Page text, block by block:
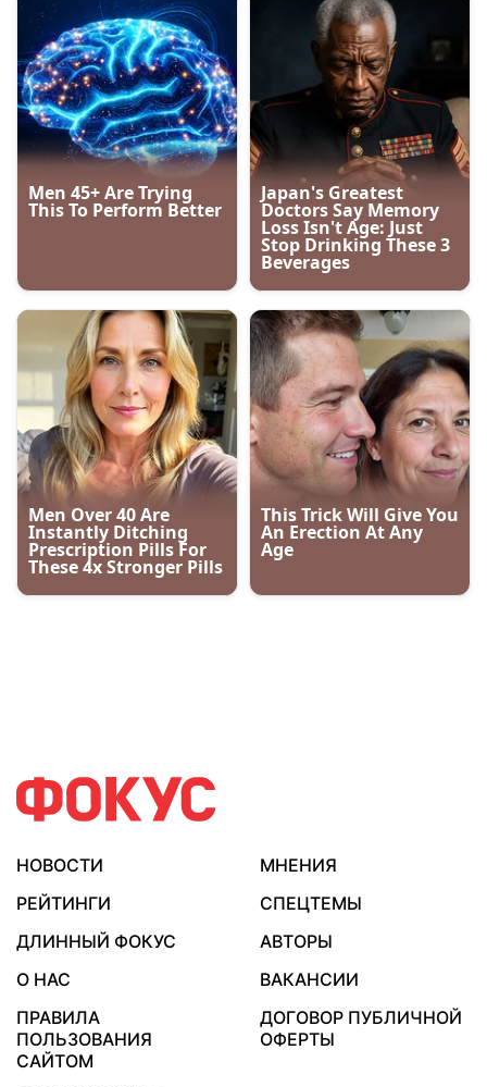
НОВОСТИ
МНЕНИЯ
РЕЙТИНГИ
СПЕЦТЕМЫ
ДЛИННЫЙ ФОКУС
АВТОРЫ
О НАС
ВАКАНСИИ
ПРАВИЛА
ПОЛЬЗОВАНИЯ
САЙТОМ
ДОГОВОР ПУБЛИЧНОЙ
ОФЕРТЫ